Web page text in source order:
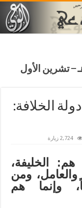
التاسعة – جمادى الأولى 1416هـ – تشرين الأول
الخلافة:
2,724 زيارة
هم: الخليفة،
والعامل، ومن
وإنما هم